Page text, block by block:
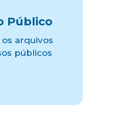
Público
arquivos
públicos